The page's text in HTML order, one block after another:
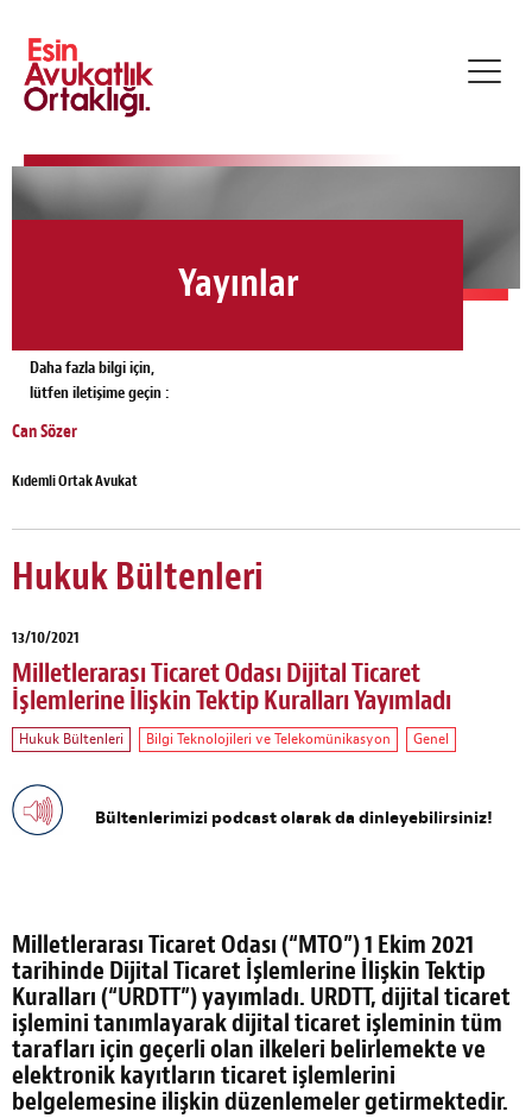
Yayınlar
Daha fazla bilgi için,
lütfen iletişime geçin :
Can Sözer
Kıdemli Ortak Avukat
Hukuk Bültenleri
13/10/2021
Milletlerarası Ticaret Odası Dijital Ticaret
İşlemlerine İlişkin Tektip Kuralları Yayımladı
Hukuk Bültenleri Bilgi Teknolojileri ve Telekomünikasyon Genel
Bültenlerimizi podcast olarak da dinleyebilirsiniz!
Milletlerarası Ticaret Odası (“MTO”) 1 Ekim 2021
tarihinde Dijital Ticaret İşlemlerine İlişkin Tektip
Kuralları (“URDTT”) yayımladı. URDTT, dijital ticaret
işlemini tanımlayarak dijital ticaret işleminin tüm
tarafları için geçerli olan ilkeleri belirlemekte ve
elektronik kayıtların ticaret işlemlerini
belgelemesine ilişkin düzenlemeler getirmektedir.